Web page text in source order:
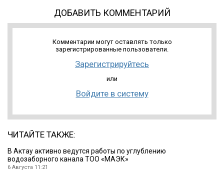
ДОБАВИТЬ КОММЕНТАРИЙ
Комментарии могут оставлять только
зарегистрированные пользователи.
Зарегистрируйтесь
или
Войдите в систему
ЧИТАЙТЕ ТАКЖЕ:
В Актау активно ведутся работы по углублению
водозаборного канала ТОО «МАЭК»
6 Августа 11:21